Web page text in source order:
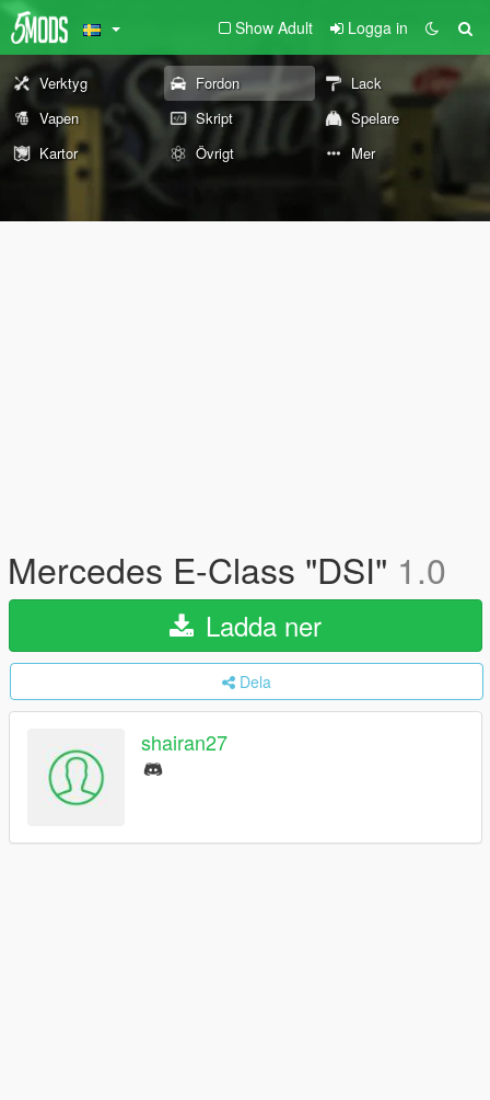
Show Adult Logga in
Verktyg Fordon
Lack
Vapen
Skript
Spelare
Kartor
Övrigt Mer
Mercedes E-Class "DSI" 1.0
Ladda ner
Dela
shairan27